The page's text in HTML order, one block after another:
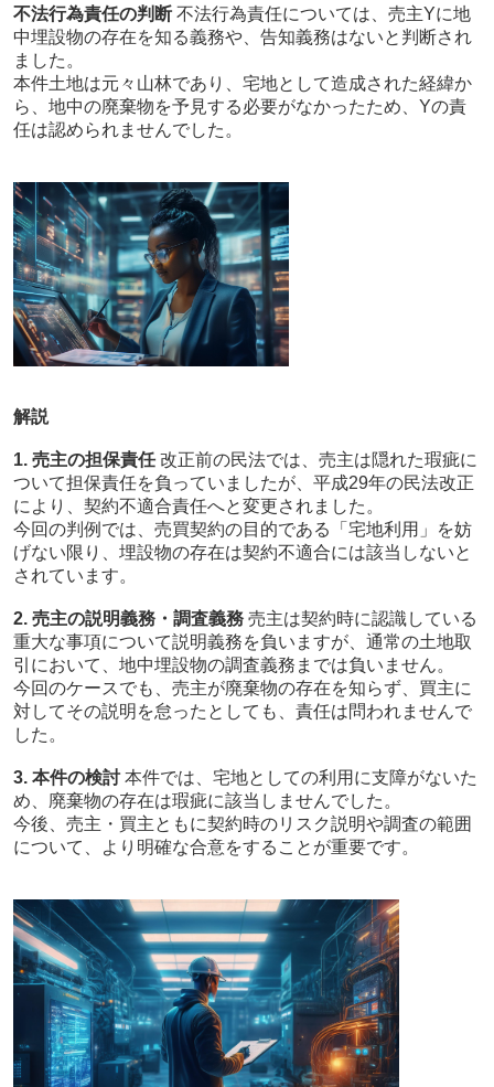
不法行為責任の判断不法行為責任については、売主Yに地
中埋設物の存在を知る義務や、告知義務はないと判断され
ました。
本件土地は元々山林であり、宅地として造成された経緯か
ら、地中の廃棄物を予見する必要がなかったため、Yの責
任は認められませんでした。
解説
1. 売主の担保責任改正前の民法では、売主は隠れた瑕疵に
ついて担保責任を負っていましたが、平成29年の民法改正
により、契約不適合責任へと変更されました。
今回の判例では、売買契約の目的である「宅地利用」を妨
げない限り、埋設物の存在は契約不適合には該当しないと
されています。
2. 売主の説明義務・調査義務売主は契約時に認識している
重大な事項について説明義務を負いますが、通常の土地取
引において、地中埋設物の調査義務までは負いません。
今回のケースでも、売主が廃棄物の存在を知らず、買主に
対してその説明を怠ったとしても、責任は問われませんで
した。
3. 本件の検討本件では、宅地としての利用に支障がないた
め、廃棄物の存在は瑕疵に該当しませんでした。
今後、売主・買主ともに契約時のリスク説明や調査の範囲
について、より明確な合意をすることが重要です。